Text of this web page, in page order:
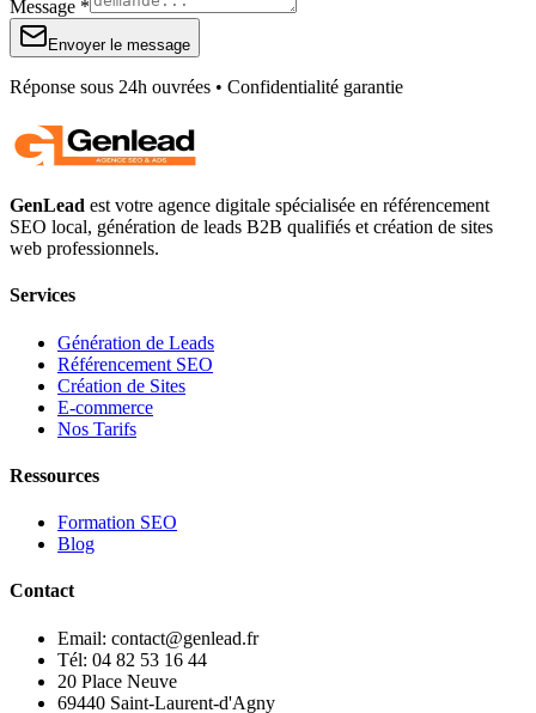
Message *
Envoyer le message
Réponse sous 24h ouvrées • Confidentialité garantie
GenLead est votre agence digitale spécialisée en référencement
SEO local, génération de leads B2B qualifiés et création de sites
web professionnels.
Services
Génération de Leads
Référencement SEO
Création de Sites
E-commerce
Nos Tarifs
Ressources
Formation SEO
Blog
Contact
Email: contact@genlead.fr
Tél: 04 82 53 16 44
20 Place Neuve
69440 Saint-Laurent-d'Agny